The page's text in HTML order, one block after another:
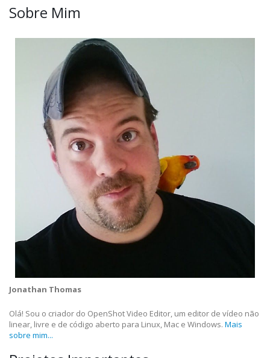
Sobre Mim
Jonathan Thomas
Olá! Sou o criador do OpenShot Video Editor, um editor de vídeo não
linear, livre e de código aberto para Linux, Mac e Windows. Mais
sobre mim...